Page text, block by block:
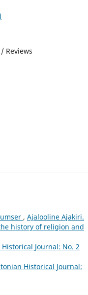
Reviews
, Ajalooline Ajakiri.
history of religion and
Journal: No. 2
Historical Journal: